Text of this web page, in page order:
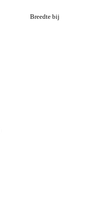
Breedte bij